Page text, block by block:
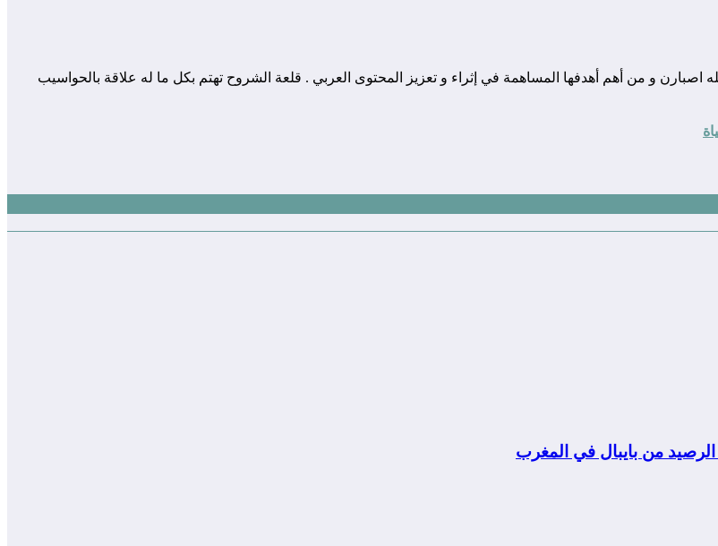
في المغرب, و قد تم تأسيسها في سنة 2010 من طرف عبدلله اصبارن و من أهم أهدفها المساهمة في إثراء و تعزيز المحتوى العربي . قلعة الشروح تهتم بكل ما له علاقة بالحواسيب
من بايبال في المغرب